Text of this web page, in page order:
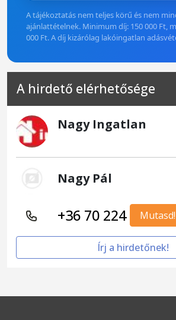
A tájékoztatás nem teljes körű és nem
ajánlattételnek. Minimum díj: 150 000 Ft,
000 Ft. A díj kizárólag lakóingatlan
A hirdető elérhetősége
Nagy Ingatlan
Nagy Pál
+36 70 224 Mutasd!
Írj a hirdetőnek!